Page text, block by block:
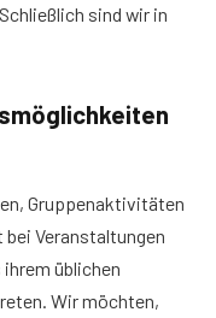
sind wir in
Gruppenaktivitäten
Veranstaltungen
üblichen
Wir möchten,